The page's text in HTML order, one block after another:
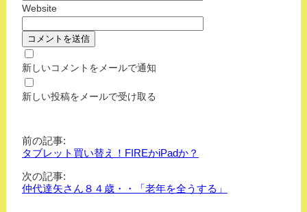
Website
新しいコメントをメールで通知
新しい投稿をメールで受け取る
前の記事:
タブレット買い替え！FIREかiPadか？
次の記事:
仲代達矢さん８４歳・・「老年を全うする」